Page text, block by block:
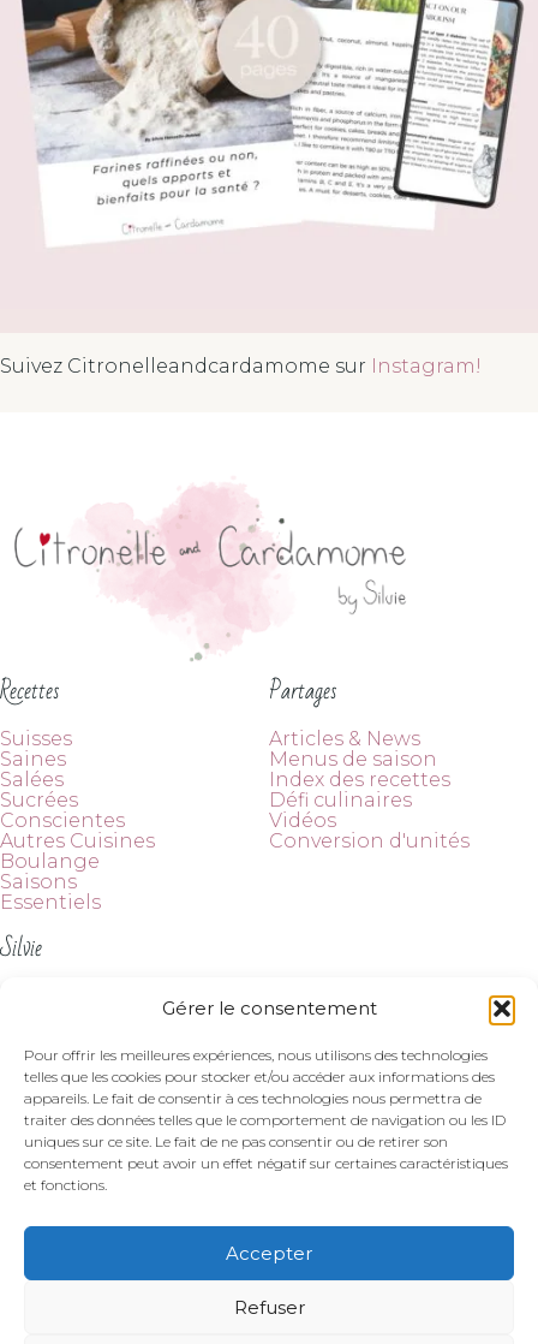
Gérer le consentement
Pour offrir les meilleures expériences, nous utilisons des technologies
telles que les cookies pour stocker et/ou accéder aux informations des
appareils. Le fait de consentir à ces technologies nous permettra de
traiter des données telles que le comportement de navigation ou les ID
uniques sur ce site. Le fait de ne pas consentir ou de retirer son
consentement peut avoir un effet négatif sur certaines caractéristiques
et fonctions.
Accepter
Refuser
Suivez Citronelleandcardamome sur Instagram!
Recettes
Suisses
Saines
Salées
Sucrées
Conscientes
Autres Cuisines
Boulange
Saisons
Essentiels
Partages
Articles & News
Menus de saison
Index des recettes
Défi culinaires
Vidéos
Conversion d'unités
Silvie
Suivez-moi
© 2026 Citronelle and Cardamome. Tous droits